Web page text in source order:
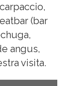
(bar
angus,
visita.